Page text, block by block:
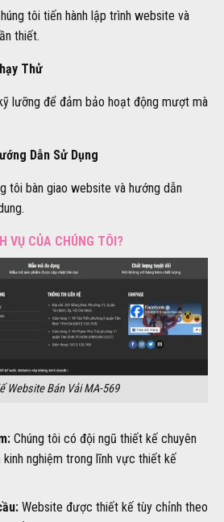
tôi tiến hành lập trình website và
thiết.
Thử
lưỡng để đảm bảo hoạt động mượt mà
Dẫn Sử Dụng
tôi bàn giao website và hướng dẫn
VỤ CỦA CHÚNG TÔI?
Website Bán Vải MA-569
Chúng tôi có đội ngũ thiết kế chuyên
kinh nghiệm trong lĩnh vực thiết kế
Website được thiết kế tùy chỉnh theo